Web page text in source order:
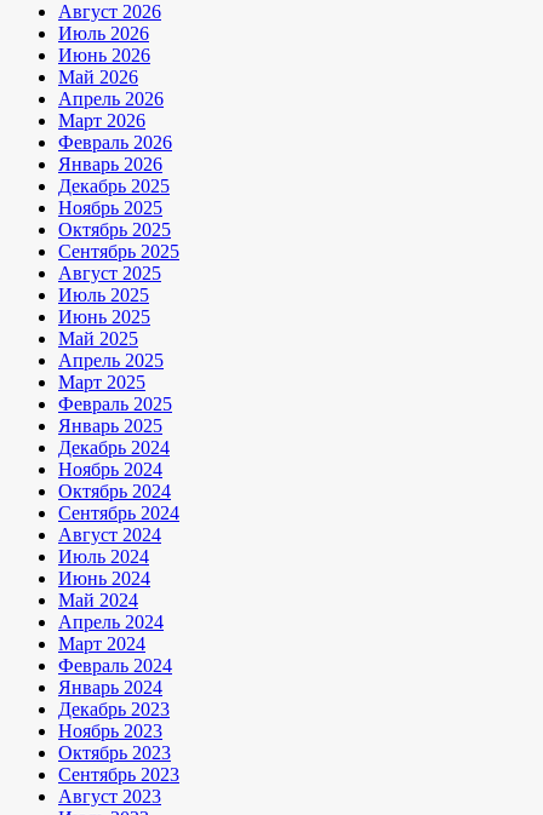
Август 2026
Июль 2026
Июнь 2026
Май 2026
Апрель 2026
Март 2026
Февраль 2026
Январь 2026
Декабрь 2025
Ноябрь 2025
Октябрь 2025
Сентябрь 2025
Август 2025
Июль 2025
Июнь 2025
Май 2025
Апрель 2025
Март 2025
Февраль 2025
Январь 2025
Декабрь 2024
Ноябрь 2024
Октябрь 2024
Сентябрь 2024
Август 2024
Июль 2024
Июнь 2024
Май 2024
Апрель 2024
Март 2024
Февраль 2024
Январь 2024
Декабрь 2023
Ноябрь 2023
Октябрь 2023
Сентябрь 2023
Август 2023